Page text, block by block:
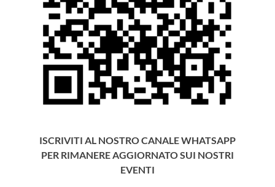
ISCRIVITI AL NOSTRO CANALE WHATSAPP
PER RIMANERE AGGIORNATO SUI NOSTRI
EVENTI